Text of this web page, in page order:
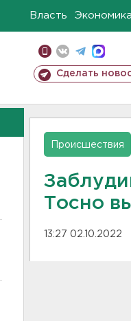
Власть Экономика
Сделать
Происшествия
Тосно
13:27 02.10.2022